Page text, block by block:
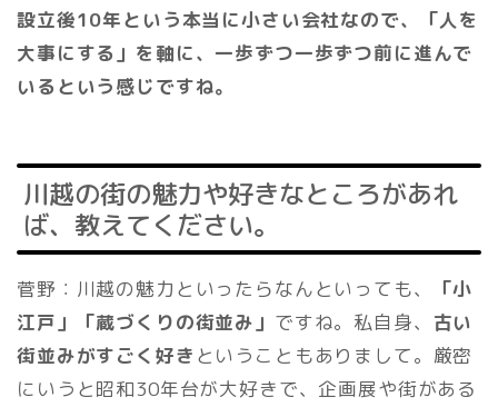
設立後10年という本当に小さい会社なので、「人を
大事にする」を軸に、一歩ずつ一歩ずつ前に進んで
いるという感じですね。
川越の街の魅力や好きなところがあれ
ば、教えてください。
菅野：川越の魅力といったらなんといっても、
「小
江戸」「蔵づくりの街並み」 ですね。私自身、 古い
街並みがすごく好き ということもありまして。厳密
にいうと昭和30年台が大好きで、企画展や街がある